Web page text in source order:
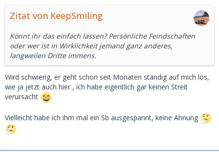
Zitat von KeepSmiling
Könnt ihr das einfach lassen? Persönliche Feindschaften
oder wer ist in Wirklichkeit jemand ganz anderes,
langweilen Dritte immens.
Wird schwierig, er geht schon seit Monaten ständig auf mich los,
wie ja jetzt auch hier , ich habe eigentlich gar keinen Streit
verursacht
Vielleicht habe ich ihm mal ein Sb ausgespannt, keine Ahnung